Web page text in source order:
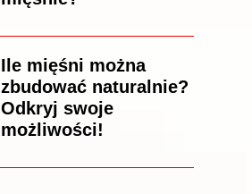
Ile mięśni można
zbudować naturalnie?
Odkryj swoje
możliwości!